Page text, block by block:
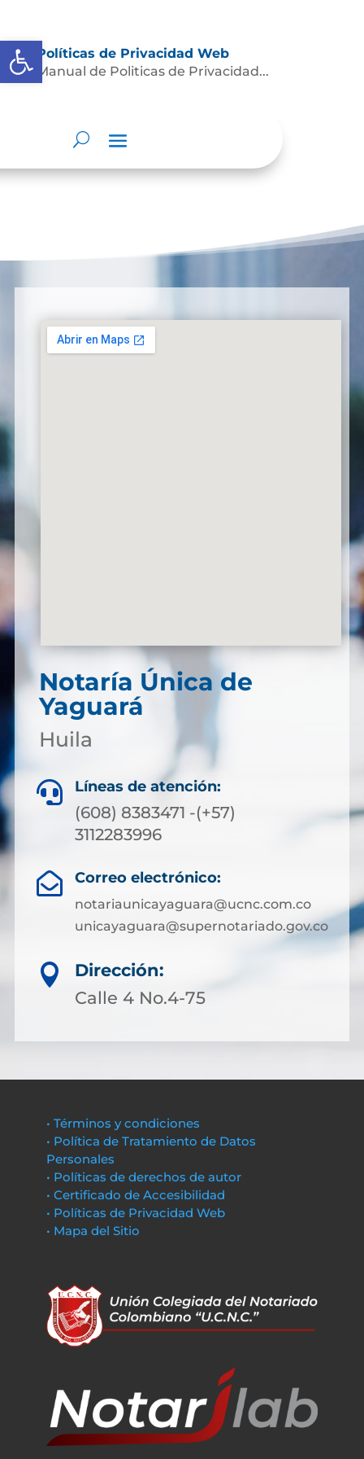
Abrir barra de herramientas
Políticas de Privacidad Web
Manual de Politicas de Privacidad...
Notaría Única de
Yaguará
Huila
 Líneas de atención:
(608) 8383471 -(+57)
3112283996
 Correo electrónico:
notariaunicayaguara@ucnc.com.co
unicayaguara@supernotariado.gov.co

Dirección:
Calle 4 No.4-75
• Términos y condiciones
• Política de Tratamiento de Datos
Personales
• Políticas de derechos de autor
• Certificado de Accesibilidad
• Políticas de Privacidad Web
• Mapa del Sitio